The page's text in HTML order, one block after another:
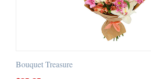
Bouquet Treasure